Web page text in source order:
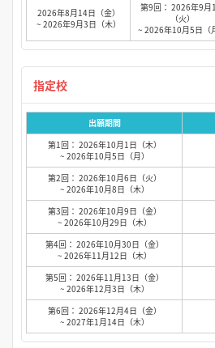
2026年8月14日（金）
~ 2026年9月3日（木）
第9回： 2026年9月
（火）
~ 2026年10月5日（
出願期間
第1回： 2026年10月1日（木）
~ 2026年10月5日（月）
第2回： 2026年10月6日（火）
~ 2026年10月8日（木）
第3回： 2026年10月9日（金）
~ 2026年10月29日（木）
第4回： 2026年10月30日（金）
~ 2026年11月12日（木）
第5回： 2026年11月13日（金）
~ 2026年12月3日（木）
第6回： 2026年12月4日（金）
~ 2027年1月14日（木）